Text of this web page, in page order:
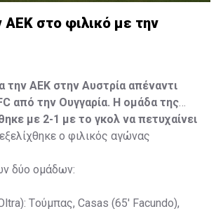
ΑΕΚ στο φιλικό με την
την ΑΕΚ στην Αυστρία απέναντι
από την Ουγγαρία. Η ομάδα της
με 2-1 με το γκολ να πετυχαίνει
ο φιλικός αγώνας
δύο ομάδων:
Tούμπας, Casas (65' Facundo),